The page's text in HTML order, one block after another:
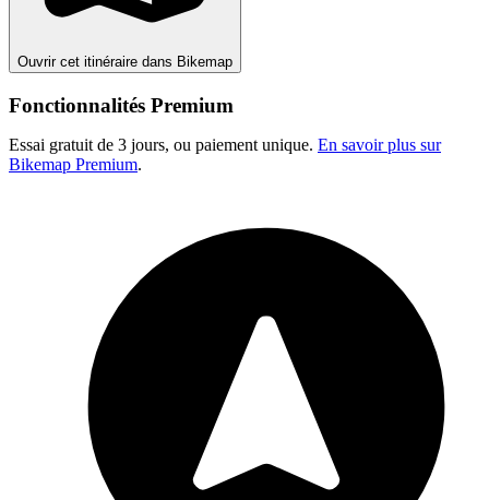
Ouvrir cet itinéraire dans Bikemap
Fonctionnalités Premium
Essai gratuit de 3 jours, ou paiement unique. En savoir plus sur
Bikemap Premium.